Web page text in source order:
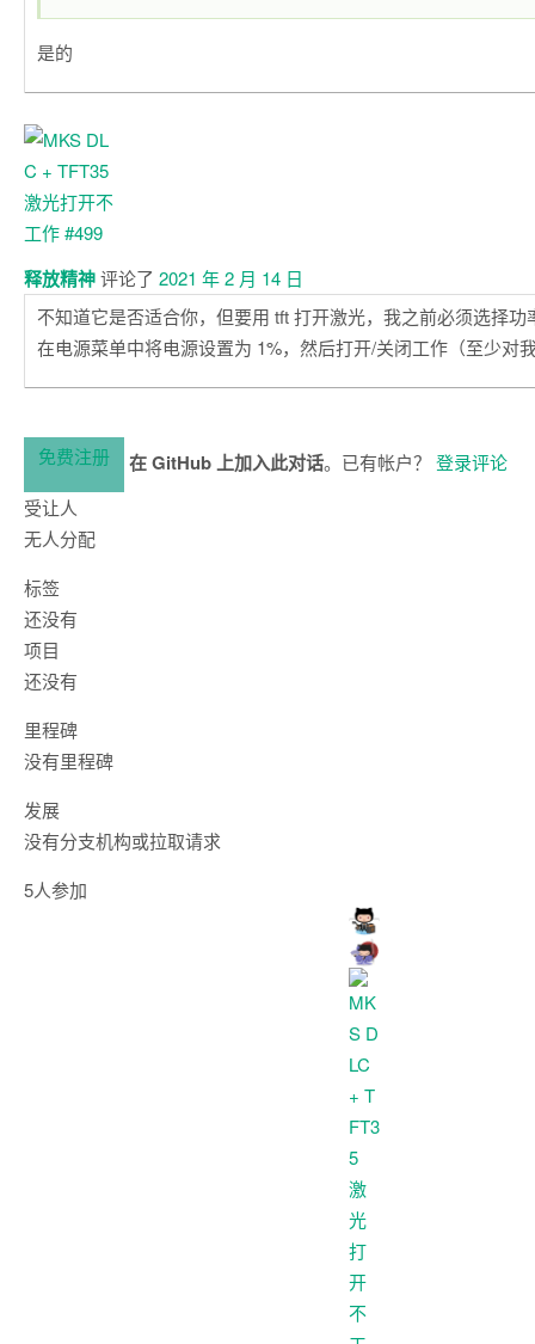
是的
释放精神评论了 2021 年 2 月 14 日
不知道它是否适合你，但要用 tft 打开激光，我之前必须选择功
在电源菜单中将电源设置为 1%，然后打开/关闭工作（至少对
免费注册 在 GitHub 上加入此对话。已有帐户？ 登录评论
受让人
无人分配
标签
还没有
项目
还没有
里程碑
没有里程碑
发展
没有分支机构或拉取请求
5人参加